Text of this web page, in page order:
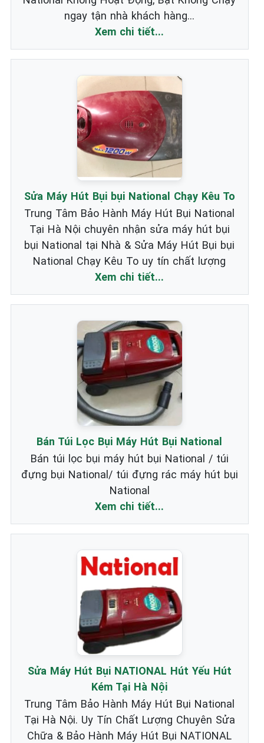
ngay tận nhà khách hàng...
Xem chi tiết...
Sửa Máy Hút Bụi bụi National Chạy Kêu To
Trung Tâm Bảo Hành Máy Hút Bụi National
Tại Hà Nội chuyên nhận sửa máy hút bụi
bụi National tại Nhà & Sửa Máy Hút Bụi bụi
National Chạy Kêu To uy tín chất lượng
Xem chi tiết...
Bán Túi Lọc Bụi Máy Hút Bụi National
Bán túi lọc bụi máy hút bụi National / túi
đựng bụi National/ túi đựng rác máy hút bụi
National
Xem chi tiết...
Sửa Máy Hút Bụi NATIONAL Hút Yếu Hút
Kém Tại Hà Nội
Trung Tâm Bảo Hành Máy Hút Bụi National
Tại Hà Nội. Uy Tín Chất Lượng Chuyên Sửa
Chữa & Bảo Hành Máy Hút Bụi NATIONAL